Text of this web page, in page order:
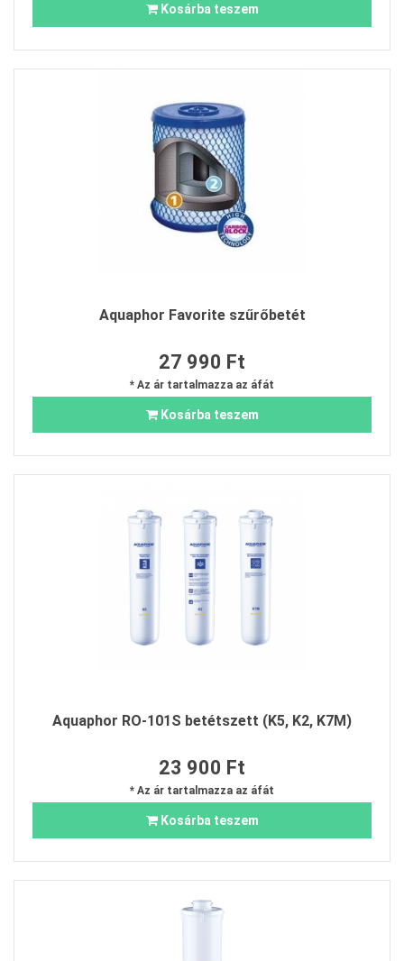
Kosárba teszem
Aquaphor Favorite szűrőbetét
27 990 Ft
* Az ár tartalmazza az áfát
Kosárba teszem
Aquaphor RO-101S betétszett (K5, K2, K7M)
23 900 Ft
* Az ár tartalmazza az áfát
Kosárba teszem